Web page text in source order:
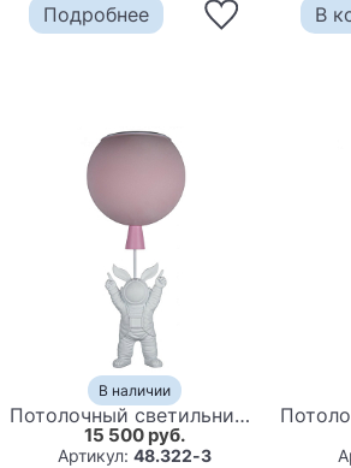
Подробнее В
В наличии
Потолочный светильник Cosmonaut pink ball
15 500 руб.
Артикул: 48.322-3